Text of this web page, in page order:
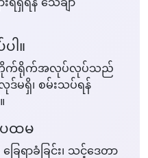
ါ။
က်ရိုက်အလုပ်လုပ်သည်
လုဒ်မရှိ၊ စမ်းသပ်ရန်
ထမ
ရာခံခြင်း၊ သင့်ဒေတာ